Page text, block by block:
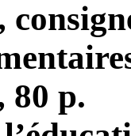
80 p.